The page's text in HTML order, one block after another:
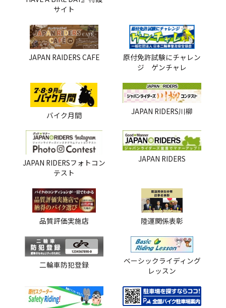
サイト
JAPAN RAIDERS CAFE
原付免許試験にチャレン
ジ ゲンチャレ
バイク月間 JAPAN RIDERS川柳
JAPAN RIDERSフォトコン
テスト
JAPAN RIDERS
品質評価実施店 陸運関係表彰
二輪車防犯登録
ベーシックライディング
レッスン